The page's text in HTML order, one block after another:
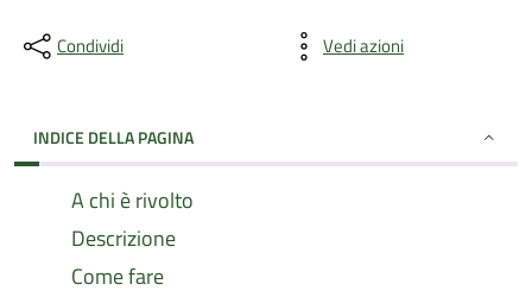
Condividi Vedi azioni
INDICE DELLA PAGINA
A chi è rivolto
Descrizione
Come fare